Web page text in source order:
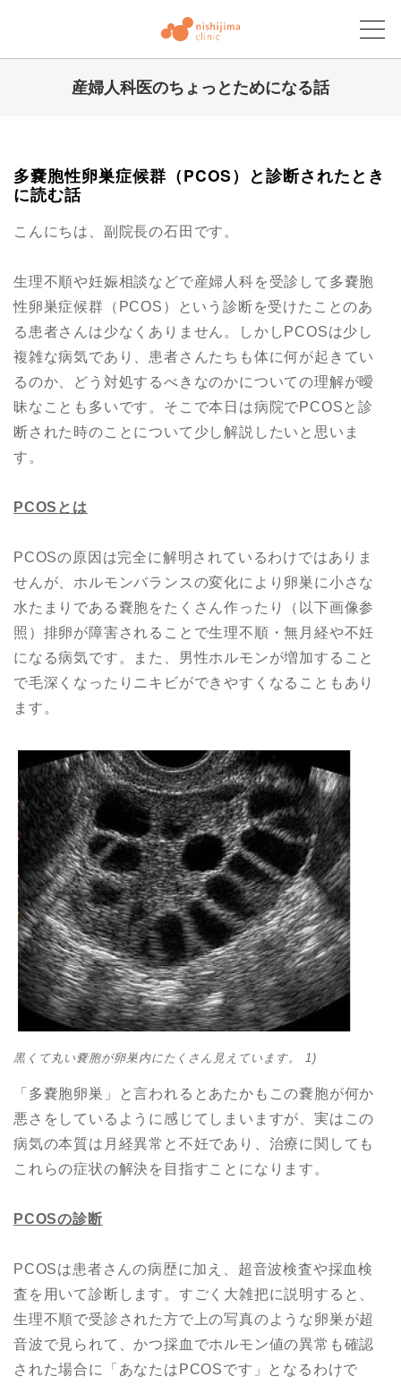
産婦人科医のちょっとためになる話
多嚢胞性卵巣症候群（PCOS）と診断されたとき
に読む話
こんにちは、副院長の石田です。
生理不順や妊娠相談などで産婦人科を受診して多嚢胞
性卵巣症候群（PCOS）という診断を受けたことのあ
る患者さんは少なくありません。しかしPCOSは少し
複雑な病気であり、患者さんたちも体に何が起きてい
るのか、どう対処するべきなのかについての理解が曖
昧なことも多いです。そこで本日は病院でPCOSと診
断された時のことについて少し解説したいと思いま
す。
PCOS とは
PCOSの原因は完全に解明されているわけではありま
せんが、ホルモンバランスの変化により卵巣に小さな
水たまりである嚢胞をたくさん作ったり（以下画像参
照）排卵が障害されることで生理不順・無月経や不妊
になる病気です。また、男性ホルモンが増加すること
で毛深くなったりニキビができやすくなることもあり
ます。
黒くて丸い嚢胞が卵巣内にたくさん見えています。 1)
「多嚢胞卵巣」と言われるとあたかもこの嚢胞が何か
悪さをしているように感じてしまいますが、実はこの
病気の本質は月経異常と不妊であり、治療に関しても
これらの症状の解決を目指すことになります。
PCOSの診断
PCOSは患者さんの病歴に加え、超音波検査や採血検
査を用いて診断します。すごく大雑把に説明すると、
生理不順で受診された方で上の写真のような卵巣が超
音波で見られて、かつ採血でホルモン値の異常も確認
された場合に「あなたはPCOSです」となるわけで